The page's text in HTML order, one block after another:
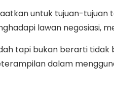
untuk tujuan-tujuan
lawan negosiasi,
tapi bukan berarti tidak
dalam